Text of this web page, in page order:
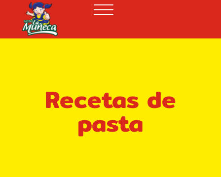
Recetas de
pasta